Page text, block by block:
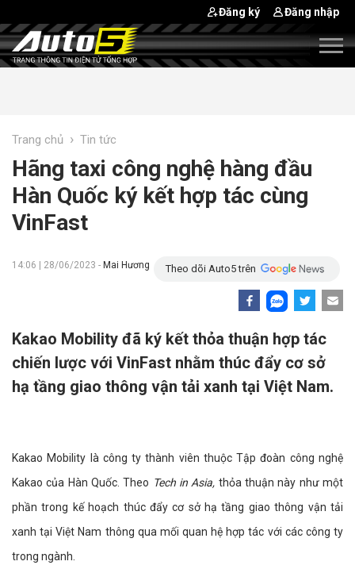
Đăng ký Đăng nhập
Trang chủ › Tin tức
Hãng taxi công nghệ hàng đầu
Hàn Quốc ký kết hợp tác cùng
VinFast
14:06 | 28/06/2023 - Mai Hương Theo dõi Auto5 trên
Kakao Mobility đã ký kết thỏa thuận hợp tác
chiến lược với VinFast nhằm thúc đẩy cơ sở
hạ tầng giao thông vận tải xanh tại Việt Nam.
Kakao Mobility là công ty thành viên thuộc Tập đoàn công nghệ
Kakao của Hàn Quốc. Theo Tech in Asia, thỏa thuận này như một
phần trong kế hoạch thúc đẩy cơ sở hạ tầng giao thông vận tải
xanh tại Việt Nam thông qua mối quan hệ hợp tác với các công ty
trong ngành.